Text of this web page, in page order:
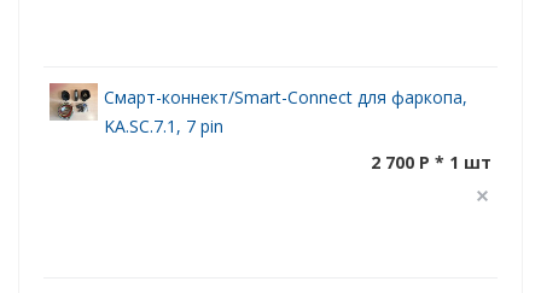
Смарт-коннект/Smart-Connect для фаркопа,
KA.SC.7.1, 7 pin
2 700 P * 1 шт